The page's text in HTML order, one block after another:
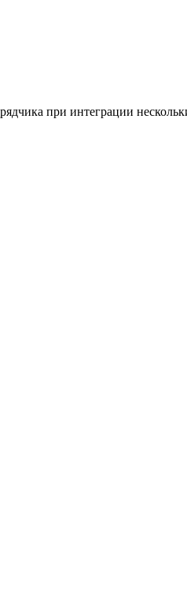
при интеграции